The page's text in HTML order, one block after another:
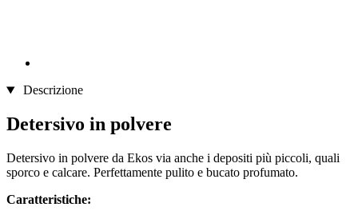
Descrizione
Detersivo in polvere
Detersivo in polvere da Ekos via anche i depositi più piccoli, quali
sporco e calcare. Perfettamente pulito e bucato profumato.
Caratteristiche: